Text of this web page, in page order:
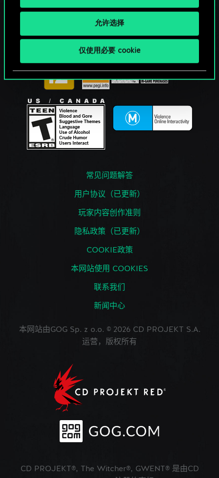
允许选择
仅使用必要 cookie
常见问题解答
用户协议（已更新）
玩家内容创作准则
隐私政策（已更新）
COOKIE政策
本网站使用 COOKIES
联系我们
新闻中心
本网站由GOG Sp. z o.o. © 2026 CD PROJEKT S.A.
运营，版权所有
CD PROJEKT®, The Witcher®, GWENT® 是由CD